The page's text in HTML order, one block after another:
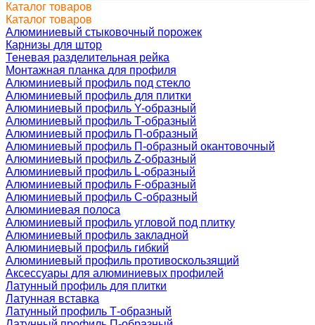
Каталог товаров
Каталог товаров
Алюминиевый стыковочный порожек
Карнизы для штор
Теневая разделительная рейка
Монтажная планка для профиля
Алюминиевый профиль под стекло
Алюминиевый профиль для плитки
Алюминиевый профиль Y-образный
Алюминиевый профиль Т-образный
Алюминиевый профиль П-образный
Алюминиевый профиль П-образный окантовочный
Алюминиевый профиль Z-образный
Алюминиевый профиль L-образный
Алюминиевый профиль F-образный
Алюминиевый профиль C-образный
Алюминиевая полоса
Алюминиевый профиль угловой под плитку
Алюминиевый профиль закладной
Алюминиевый профиль гибкий
Алюминиевый профиль противоскользящий
Аксессуары для алюминиевых профилей
Латунный профиль для плитки
Латунная вставка
Латунный профиль Т-образный